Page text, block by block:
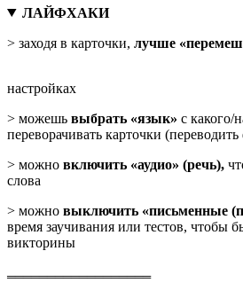
ЛАЙФХАКИ
> заходя в карточки, лучше
настройках
> можешь выбрать «язык» с какого/
переворачивать карточки
> можно включить «аудио» (речь),
слова
> можно выключить «письменные
время заучивания или тестов, чтобы
викторины
══════════════════